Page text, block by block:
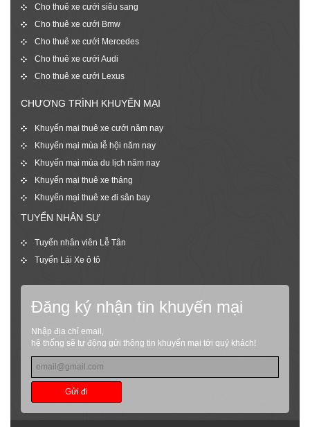
Cho thuê xe cưới siêu sang
Cho thuê xe cưới Bmw
Cho thuê xe cưới Mercedes
Cho thuê xe cưới Audi
Cho thuê xe cưới Lexus
CHƯƠNG TRÌNH KHUYẾN MẠI
Khuyến mại thuê xe cưới năm nay
Khuyến mại mùa lễ hội năm nay
Khuyến mại mùa du lịch năm nay
Khuyến mại thuê xe tháng
Khuyến mại thuê xe đi sân bay
TUYỂN NHÂN SỰ
Tuyển nhân viên Lễ Tân
Tuyển Lái Xe ô tô
Đăng ký nhận tin khuyến mại
Nhập địa chỉ email,
hệ thống sẽ tự động gửi thông tin khuyến mại tới quý khách!
Gửi đi